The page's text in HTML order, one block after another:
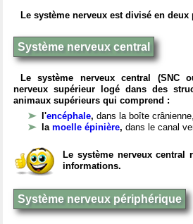
Le système nerveux est divisé en deux
Système nerveux central
Le système nerveux central (SNC
nerveux supérieur logé dans des
animaux supérieurs qui comprend :
l'encéphale, dans la boîte crânienne,
la moelle épinière, dans le canal
Le système nerveux central
informations.
Système nerveux périphérique